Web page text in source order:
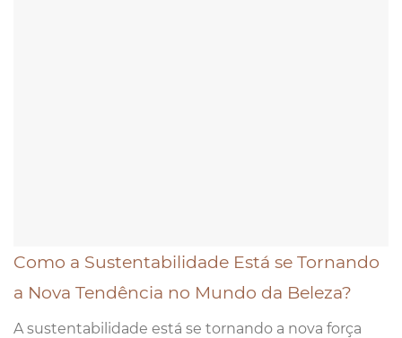
Como a Sustentabilidade Está se Tornando
a Nova Tendência no Mundo da Beleza?
A sustentabilidade está se tornando a nova força